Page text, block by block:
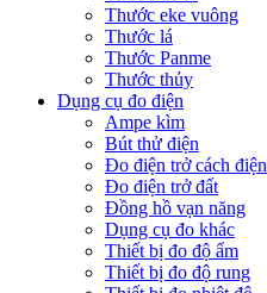
Thước eke vuông
Thước lá
Thước Panme
Thước thủy
Dụng cụ đo điện
Ampe kìm
Bút thử điện
Đo điện trở cách điện
Đo điện trở đất
Đồng hồ vạn năng
Dụng cụ đo khác
Thiết bị đo độ ẩm
Thiết bị đo độ rung